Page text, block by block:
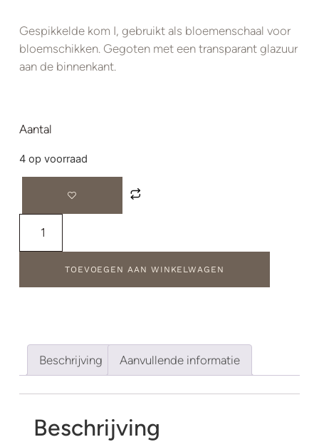
Gespikkelde kom I, gebruikt als bloemenschaal voor
bloemschikken. Gegoten met een transparant glazuur
aan de binnenkant.
Aantal
4 op voorraad
TOEVOEGEN AAN WINKELWAGEN
Beschrijving Aanvullende informatie
Beschrijving